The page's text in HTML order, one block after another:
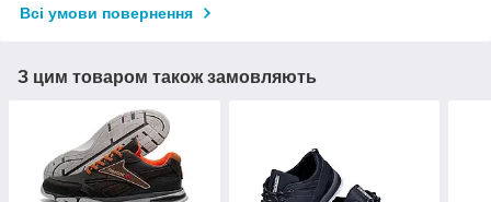
Всі умови повернення
З цим товаром також замовляють